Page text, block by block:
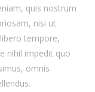
quis nostrum
nisi ut
tempore,
nihil impedit quo
omnis